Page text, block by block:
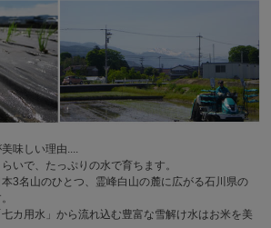
味しい理由....
いで、たっぷりの水で育ちます。
3名山のひとつ、霊峰白山の麓に広がる石川県の
カ用水」から流れ込む豊富な雪解け水はお米を美